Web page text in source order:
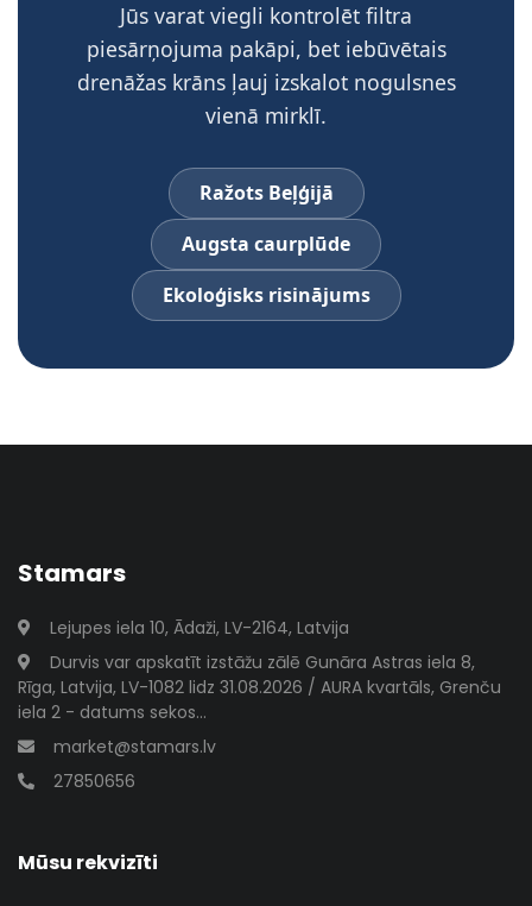
Jūs varat viegli kontrolēt filtra
piesārņojuma pakāpi, bet iebūvētais
drenāžas krāns ļauj izskalot nogulsnes
vienā mirklī.
Ražots Beļģijā
Augsta caurplūde
Ekoloģisks risinājums
Stamars
Lejupes iela 10, Ādaži, LV-2164, Latvija
Durvis var apskatīt izstāžu zālē Gunāra Astras iela 8,
Rīga, Latvija, LV-1082 lidz 31.08.2026 / AURA kvartāls, Grenču
iela 2 - datums sekos...
market@stamars.lv
27850656
Mūsu rekvizīti